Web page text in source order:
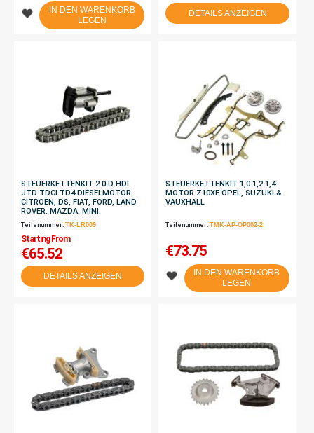
IN DEN WARENKORB
LEGEN
DETAILS ANZEIGEN
STEUERKETTENKIT 2.0 D HDI
JTD TDCI TD4 DIESELMOTOR
CITROËN, DS, FIAT, FORD, LAND
ROVER, MAZDA, MINI,
MITSUBISHI, OPEL, PEUGEOT,
TOYOTA & VAUXHALL
Teilenummer: TK-LR009
Starting From
€65.52
DETAILS ANZEIGEN
STEUERKETTENKIT 1,0 1,2 1,4
MOTOR Z10XE OPEL, SUZUKI &
VAUXHALL
Teilenummer:TMK-AP-OP002-2
€73.75
IN DEN WARENKORB
LEGEN